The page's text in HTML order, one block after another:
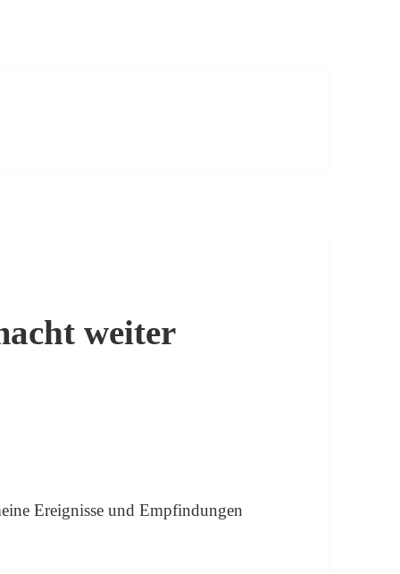
weiter
Ereignisse und Empfindungen